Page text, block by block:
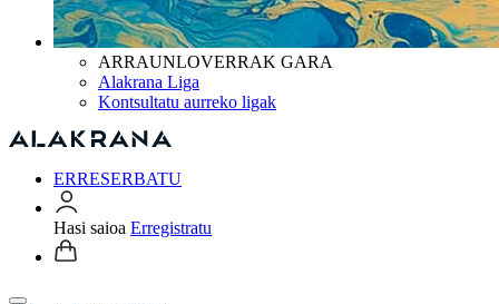
ARRAUNLOVERRAK GARA
Alakrana Liga
Kontsultatu aurreko ligak
ERRESERBATU
Hasi saioa Erregistratu